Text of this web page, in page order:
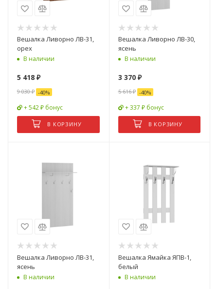
Вешалка Ливорно ЛВ-31,
орех
В наличии
5 418 ₽
9 030₽ -40%
+ 542 ₽ бонус
В КОРЗИНУ
Вешалка Ливорно ЛВ-30,
ясень
В наличии
3 370₽
5 616₽ -40%
+ 337 ₽ бонус
В КОРЗИНУ
Вешалка Ливорно ЛВ-31,
ясень
В наличии
Вешалка Ямайка ЯПВ-1,
белый
В наличии